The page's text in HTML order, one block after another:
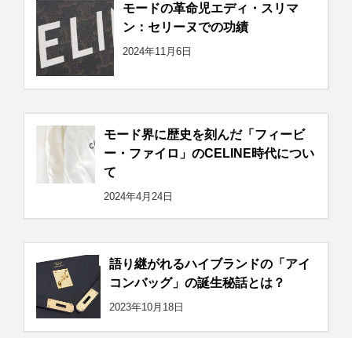
モードの革命児エディ・スリマ
ン：セリーヌでの功績
2024年11月6日
モード界に歴史を刻んだ「フィービ
ー・ファイロ」のCELINE時代につい
て
2024年4月24日
語り継がれるハイブランドの「アイ
コンバッグ」の誕生秘話とは？
2023年10月18日